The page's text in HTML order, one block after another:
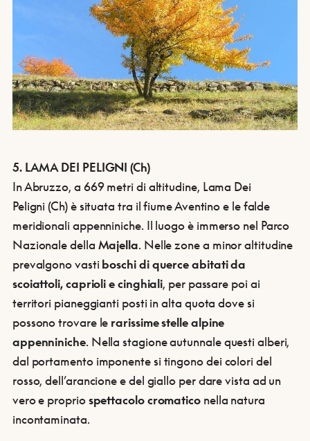
5. LAMA DEI PELIGNI (Ch)
In Abruzzo, a 669 metri di altitudine, Lama Dei
Peligni (Ch) è situata tra il fiume Aventino e le falde
meridionali appenniniche. Il luogo è immerso nel Parco
Nazionale della Majella. Nelle zone a minor altitudine
prevalgono vastiboschi di querce abitati da
scoiattoli, caprioli e cinghiali, per passare poi ai
territori pianeggianti posti in alta quota dove si
possono trovare le rarissime stelle alpine
appenniniche. Nella stagione autunnale questi alberi,
dal portamento imponente si tingono dei colori del
rosso, dell’arancione e del giallo per dare vista ad un
vero e propriospettacolo cromaticonella natura
incontaminata.